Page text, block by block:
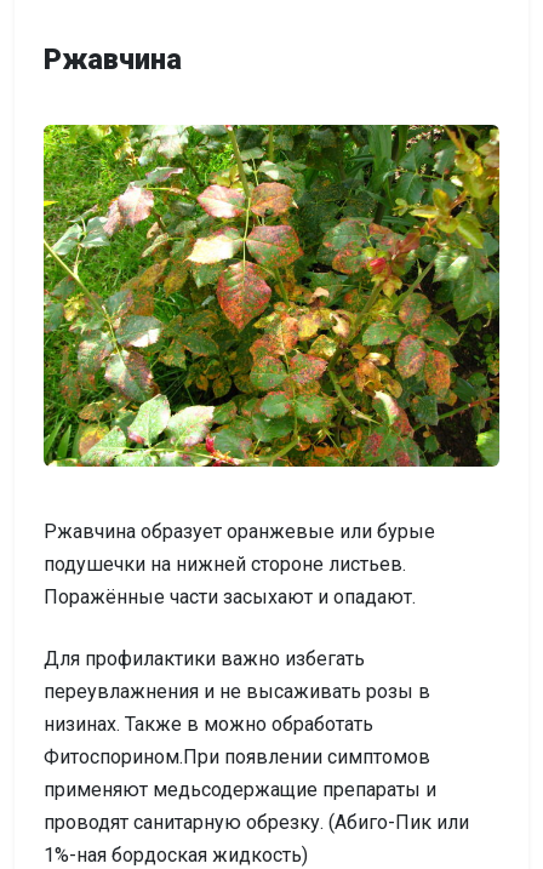
Ржавчина
Ржавчина образует оранжевые или бурые
подушечки на нижней стороне листьев.
Поражённые части засыхают и опадают.
Для профилактики важно избегать
переувлажнения и не высаживать розы в
низинах. Также в можно обработать
Фитоспорином.При появлении симптомов
применяют медьсодержащие препараты и
проводят санитарную обрезку. (Абиго-Пик или
1%-ная бордоская жидкость)